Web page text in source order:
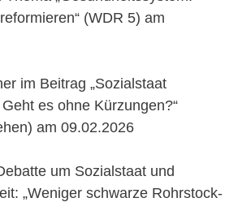
(WDR 5) am
im Beitrag „Sozialstaat
es ohne Kürzungen?“
am 09.02.2026
um Sozialstaat und
„Weniger schwarze Rohrstock-